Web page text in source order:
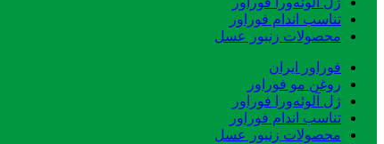
تناسب اندام فوراور
محصولات زنبور عسل
فوراور ایران
روغن مو فوراور
ژل آلوئه‌ورا فوراور
تناسب اندام فوراور
محصولات زنبور عسل